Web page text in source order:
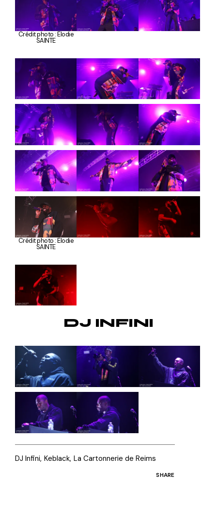
Crédit photo : Elodie
SAINTE
Crédit photo : Elodie
SAINTE
DJ INFINI
DJ Infini Keblack La Cartonnerie de Reims
SHARE